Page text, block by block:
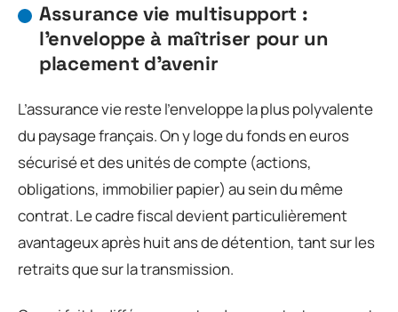
Assurance vie multisupport :
l’enveloppe à maîtriser pour un
placement d’avenir
L’assurance vie reste l’enveloppe la plus polyvalente
du paysage français. On y loge du fonds en euros
sécurisé et des unités de compte (actions,
obligations, immobilier papier) au sein du même
contrat. Le cadre fiscal devient particulièrement
avantageux après huit ans de détention, tant sur les
retraits que sur la transmission.